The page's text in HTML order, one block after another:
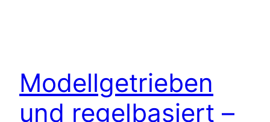
Modellgetrieben
und regelbasiert –